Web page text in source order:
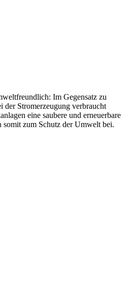
Im Gegensatz zu
der Stromerzeugung verbraucht
eine saubere und erneuerbare
somit zum Schutz der Umwelt bei.